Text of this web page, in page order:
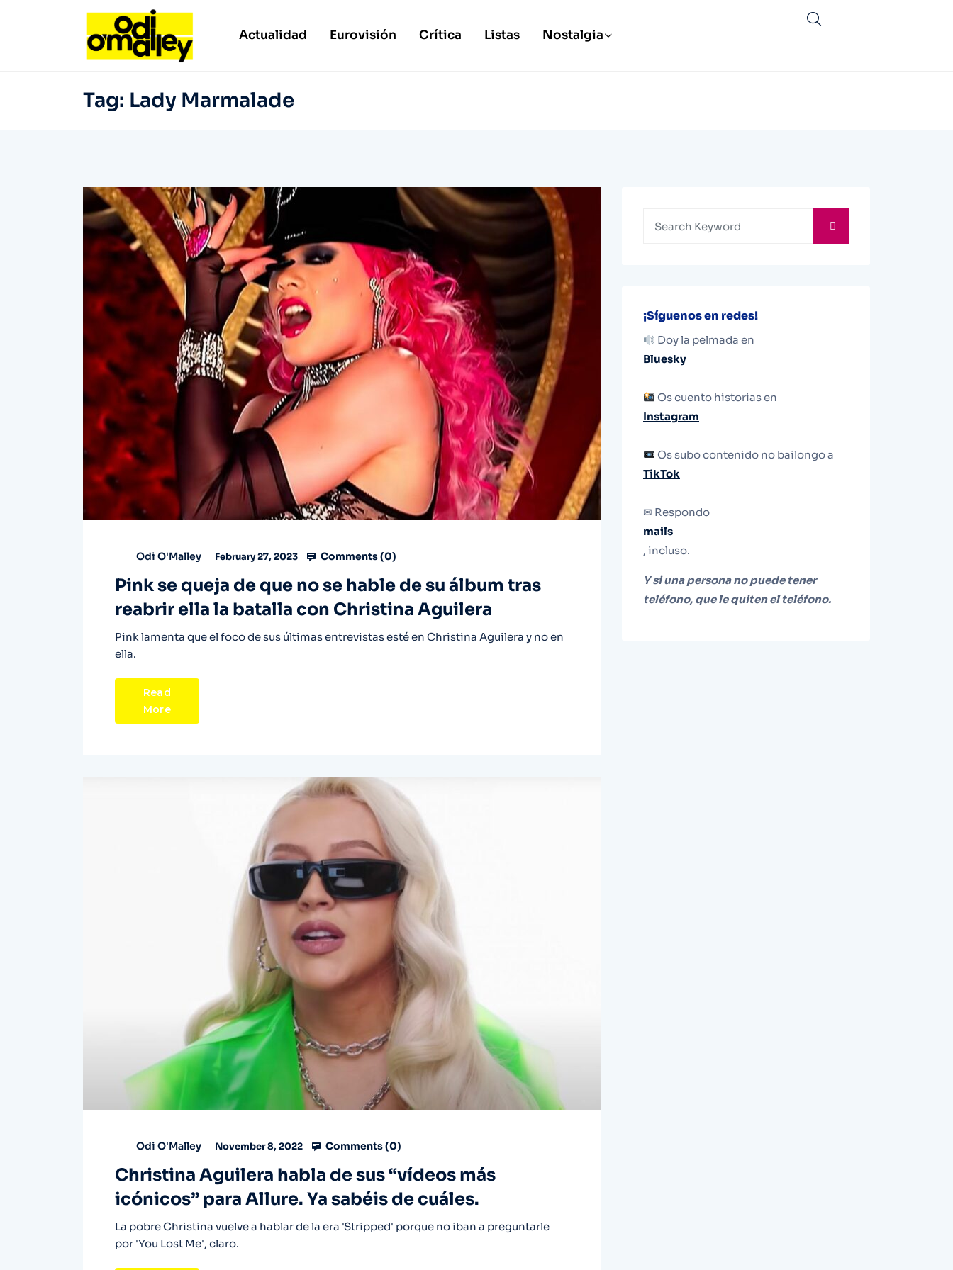
Actualidad Eurovisión Crítica Listas Nostalgia
Tag: Lady Marmalade
Odi O'Malley February 27, 2023 Comments (0)
Pink se queja de que no se hable de su álbum tras
reabrir ella la batalla con Christina Aguilera
Pink lamenta que el foco de sus últimas entrevistas esté en Christina Aguilera y no en
ella.
Read
More
Odi O'Malley November 8, 2022 Comments (0)
Christina Aguilera habla de sus “vídeos más
icónicos” para Allure. Ya sabéis de cuáles.
La pobre Christina vuelve a hablar de la era 'Stripped' porque no iban a preguntarle
por 'You Lost Me', claro.
¡Síguenos en redes!
Doy la pelmada en
Bluesky
Os cuento historias en
Instagram
Os subo contenido no bailongo a
TikTok
✉ Respondo
mails
, incluso.
Y si una persona no puede tener
teléfono, que le quiten el teléfono.